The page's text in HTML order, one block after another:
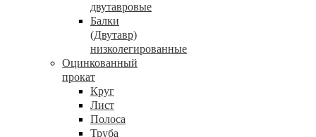
двутавровые
Балки
(Двутавр)
низколегированные
Оцинкованный
прокат
Круг
Лист
Полоса
Труба